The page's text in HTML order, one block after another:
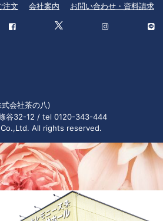
注文 会社案内 お問い合わせ・資料請求
式会社茶の八)
谷32-12 / tel 0120-343-444
All rights reserved.